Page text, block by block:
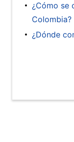
¿Cómo se
Colombia?
¿Dónde